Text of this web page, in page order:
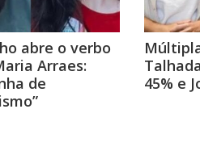
abre o verbo
Arraes:
de
45% e